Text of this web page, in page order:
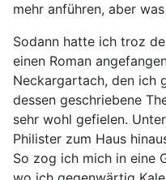
mehr anführen, aber
Sodann hatte ich troz
einen Roman
Neckargartach, den ich
dessen geschriebene
sehr wohl gefielen.
Philister zum Haus
So zog ich mich in eine